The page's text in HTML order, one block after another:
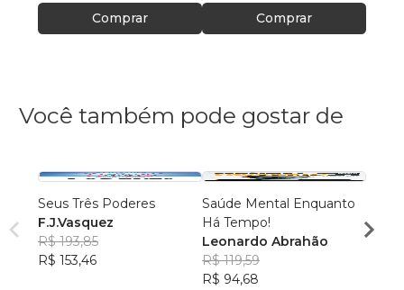
Comprar Comprar
Você também pode gostar de
Seus Três Poderes
F.J.Vasquez
R$ 193,85
R$ 153,46
Saúde Mental Enquanto
Há Tempo!
Leonardo Abrahão
R$ 119,59
R$ 94,68
R$